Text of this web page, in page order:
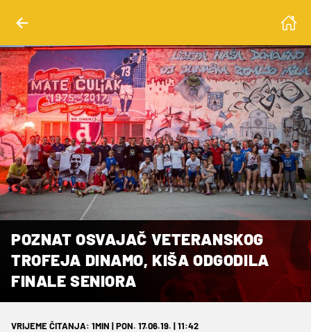
POZNAT OSVAJAČ VETERANSKOG
TROFEJA DINAMO, KIŠA ODGODILA
FINALE SENIORA
VRIJEME ČITANJA: 1MIN | PON. 17.06.19. | 11:42